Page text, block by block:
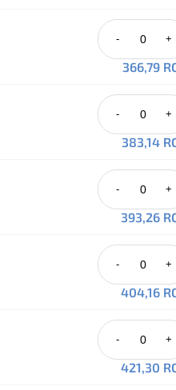
- +
366,79
- +
383,14
- +
393,26
- +
404,16
- +
421,30